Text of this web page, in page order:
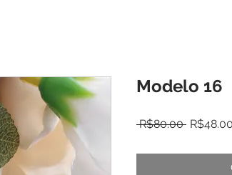
Modelo 16
R$80.00 Regular
R$48.00